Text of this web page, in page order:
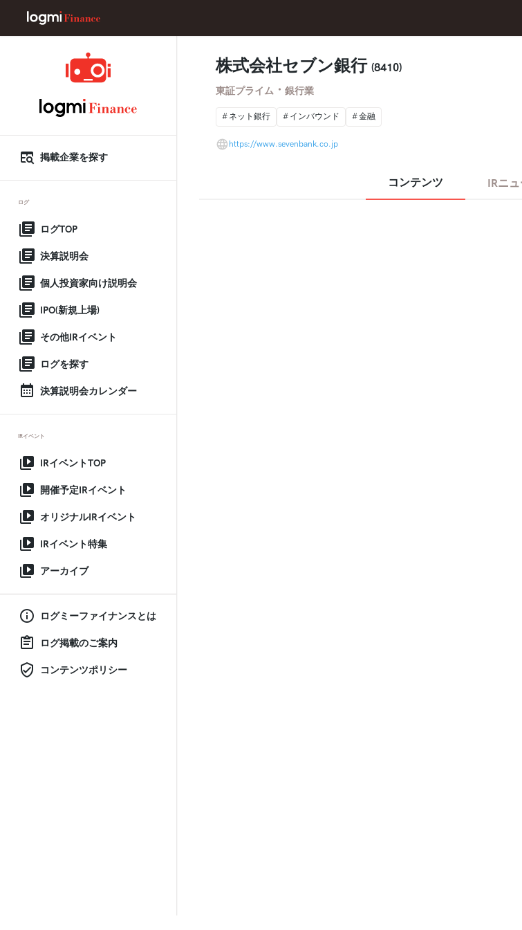
掲載企業を探す
ログ
ログTOP
決算説明会
個人投資家向け説明会
IPO(新規上場)
その他IRイベント
ログを探す
決算説明会カレンダー
IRイベント
IRイベントTOP
開催予定IRイベント
オリジナルIRイベント
IRイベント特集
アーカイブ
ログミーファイナンスとは
ログ掲載のご案内
コンテンツポリシー
株式会社セブン銀行 (8410)
東証プライム ・ 銀行業
ネット銀行 インバウンド 金融
https://www.sevenbank.co.jp
コンテンツ IRニ